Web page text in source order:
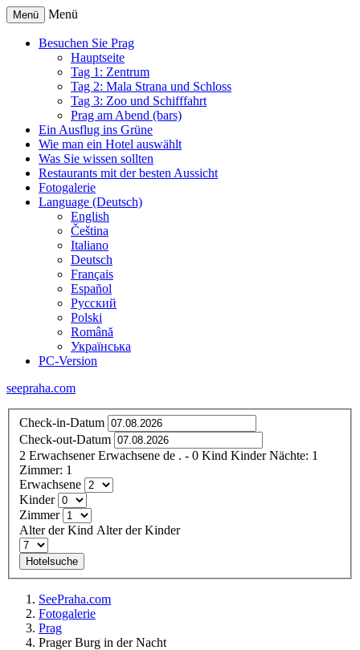
Menü Menü
Besuchen Sie Prag
Hauptseite
Tag 1: Zentrum
Tag 2: Mala Strana und Schloss
Tag 3: Zoo und Schifffahrt
Prag am Abend (bars)
Ein Ausflug ins Grüne
Wie man ein Hotel auswählt
Was Sie wissen sollten
Restaurants mit der besten Aussicht
Fotogalerie
Language (Deutsch)
English
Čeština
Italiano
Deutsch
Français
Español
Русский
Polski
Română
Українська
PC-Version
seepraha.com
Check-in-Datum
Check-out-Datum
2 Erwachsener Erwachsene de . - 0 Kind Kinder Nächte: 1
Zimmer: 1
Erwachsene
Kinder
Zimmer
Alter der Kind Alter der Kinder
Hotelsuche
SeePraha.com
Fotogalerie
Prag
Prager Burg in der Nacht